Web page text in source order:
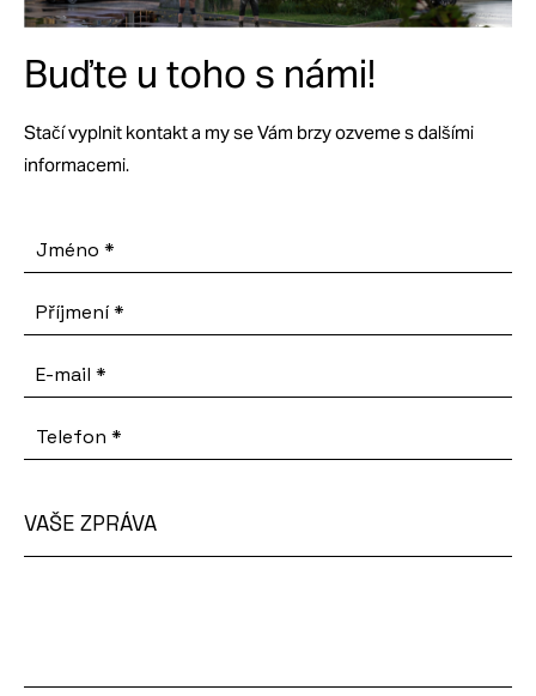
Buďte u toho s námi!
Stačí vyplnit kontakt a my se Vám brzy ozveme s dalšími
informacemi.
Jméno *
Příjmení*
E-mail *
Telefon *
VAŠE ZPRÁVA